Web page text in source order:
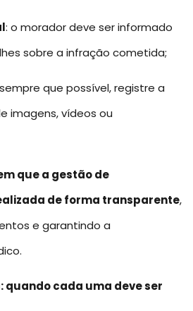
: o morador deve ser informado
sobre a infração cometida;
que possível, registre a
imagens, vídeos ou
que a gestão de
de forma transparente,
e garantindo a
cada uma deve ser